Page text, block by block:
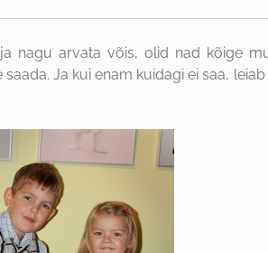
nagu arvata võis, olid nad kõige
Ja kui enam kuidagi ei saa,